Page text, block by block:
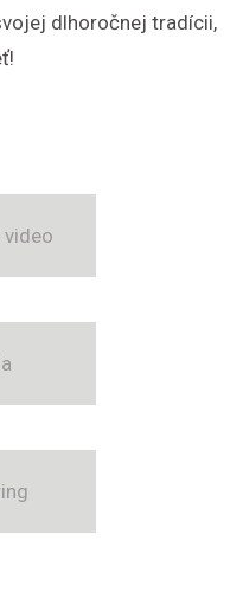
dlhoročnej tradícii,
video